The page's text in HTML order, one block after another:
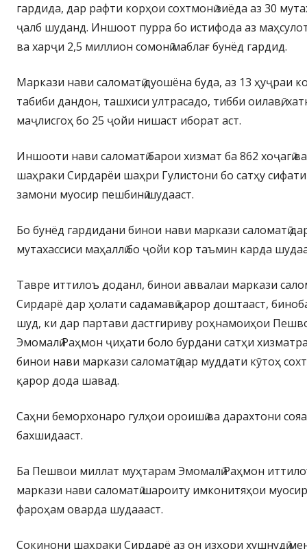
гардида, дар рафти корҳои сохтмонӣ зиёда аз 30
ҷалб шуданд. Иншоот пурра бо истифода аз
ва харҷи 2,5 миллион сомонӣ маблағ бунёд гардид.
Маркази нави саломатӣ дуошёна буда, аз 13 ҳуҷраи
табиби дандон, ташхиси ултрасадо, тибби оилавӣ,
маҷлисгоҳ бо 25 ҷойи нишаст иборат аст.
Иншооти нави саломатӣ барои хизмат ба 862 хоҷагӣ
шаҳраки Сирдарёи шаҳри Гулистони бо сатҳу
замони муосир пешбинӣ шудааст.
Бо бунёд гардидани бинои нави маркази саломатӣ
мутахассиси маҳаллӣ бо ҷойи кор таъмин карда
Тавре иттилоъ доданл, бинои аввалаи маркази
Сирдарё дар ҳолати садамавӣ қарор доштааст,
шуд, ки дар партави дастгириву роҳнамоиҳои
Эмомалӣ Раҳмон ҷиҳати боло бурдани сатҳи
бинои нави маркази саломатӣ дар муддати кӯтоҳ
қарор дода шавад.
Саҳни беморхонаро гулҳои ороишӣ ва дарахтони
бахшидааст.
Ба Пешвои миллат муҳтарам Эмомалӣ Раҳмон
маркази нави саломатӣ шароиту имконитяҳои
фароҳам оварда шудаааст.
Сокинони шаҳраки Сирдарё аз он изҳори хушнудӣ